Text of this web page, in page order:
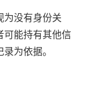
为没有身份关
可能持有其他信
为依据。